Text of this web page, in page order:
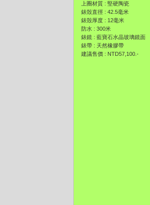
上圈材質 : 堅硬陶瓷
錶殼直徑 : 42.5毫米
錶殼厚度 : 12毫米
防水 : 300米
錶鏡 : 藍寶石水晶玻璃鏡面
錶帶 : 天然橡膠帶
建議售價 : NTD57,100.-